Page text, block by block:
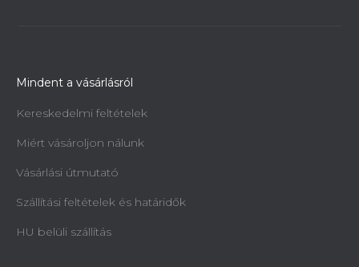
Mindent a vásárlásról
Kereskedelmi feltételek
Miért vásároljon nálunk
Vásárlási útmutató
Szállítási feltételek és határidők
HU belüli szállítás